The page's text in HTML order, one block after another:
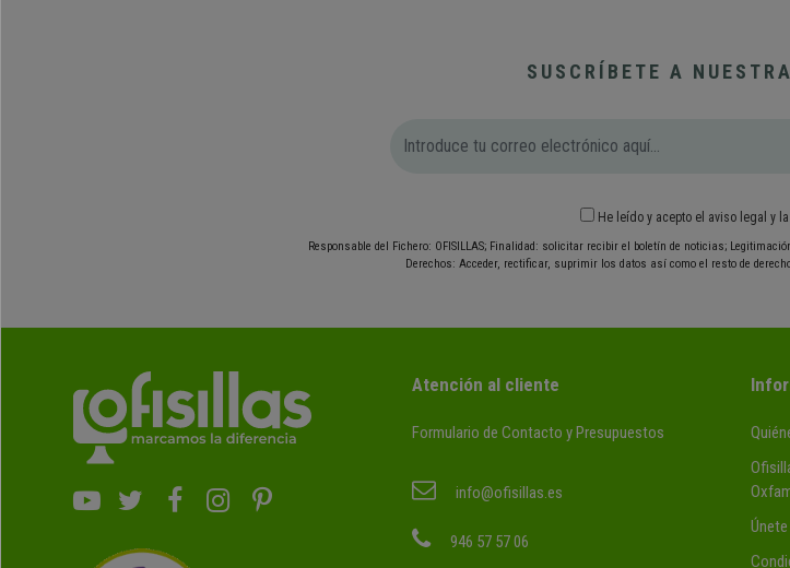
SUSCRÍBETE A
He leído y acepto el aviso legal y
Responsable del Fichero: OFISILLAS; Finalidad: solicitar recibir el boletín de noticias;
Derechos: Acceder, rectificar, suprimir los datos así como el resto de
Atención al cliente
Formulario de Contacto y Presupuestos
info@ofisillas.es
946 57 57 06